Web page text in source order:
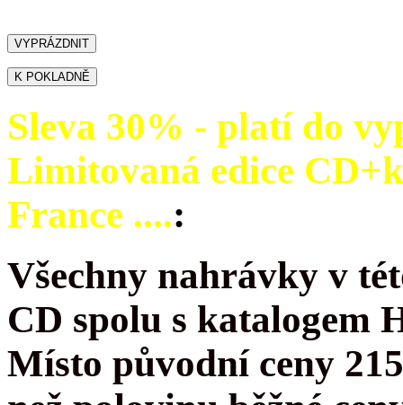
Sleva 30% - platí do
Limitovaná edice
France ....:
Všechny nahrávky v
CD spolu s katalogem
Místo původní ceny